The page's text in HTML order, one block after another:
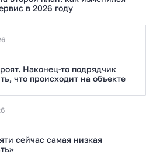
в 2026 году
Наконец-то подрядчик
что происходит на объекте
сейчас самая низкая